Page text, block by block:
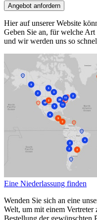
Angebot anfordern
Hier auf unserer Website
Geben Sie an, für welche
und wir werden uns so
Eine Niederlassung finden
Wenden Sie sich an eine
Welt, um mit einem Vertreter